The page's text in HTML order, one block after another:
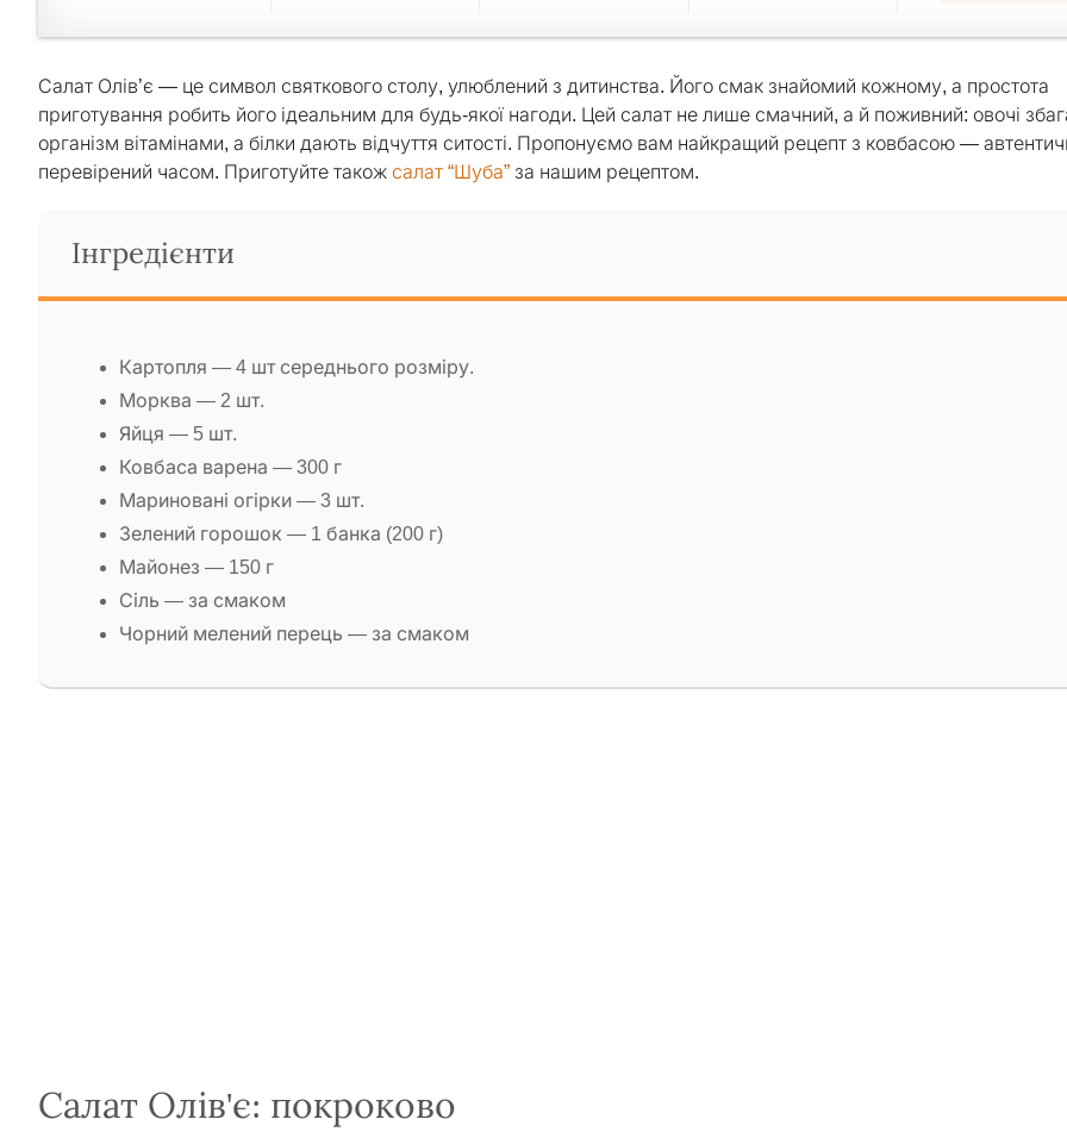
Салат Олів’є — це символ святкового столу, улюблений з дитинства. Його смак знайомий кожному, а простота
приготування робить його ідеальним для будь-якої нагоди. Цей салат не лише смачний, а й поживний: овочі
організм вітамінами, а білки дають відчуття ситості. Пропонуємо вам найкращий рецепт з ковбасою —
перевірений часом. Приготуйте також салат “Шуба” за нашим рецептом.
Інгредієнти
Картопля — 4 шт середнього розміру.
Морква — 2 шт.
Яйця — 5 шт.
Ковбаса варена — 300 г
Мариновані огірки — 3 шт.
Зелений горошок — 1 банка (200 г)
Майонез — 150 г
Сіль — за смаком
Чорний мелений перець — за смаком
Салат Олів'є: покроково